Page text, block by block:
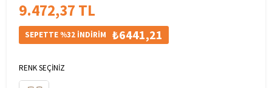
9.472,37 TL
SEPETTE %32 İNDİRİM ₺6441,21
RENK SEÇİNİZ